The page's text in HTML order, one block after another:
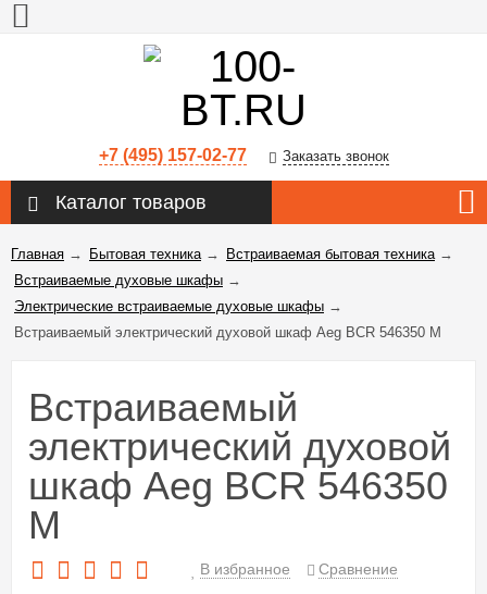
+7 (495) 157-02-77 Заказать звонок
Каталог товаров
Главная → Бытовая техника→ Встраиваемая бытовая техника→
Встраиваемые духовые шкафы →
Электрические встраиваемые духовые шкафы →
Встраиваемый электрический духовой шкаф Aeg BCR 546350 M
Встраиваемый
электрический духовой
шкаф Aeg BCR 546350
M
В избранное Сравнение